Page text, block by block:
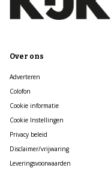
Over ons
Adverteren
Colofon
Cookie informatie
Cookie Instellingen
Privacy beleid
Disclaimer/vrijwaring
Leveringsvoorwaarden